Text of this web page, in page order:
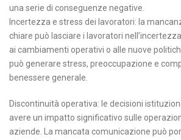
una serie di conseguenze negative.
Incertezza e stress dei lavoratori: la
chiare può lasciare i lavoratori
ai cambiamenti operativi o alle nuove
può generare stress, preoccupazione e
benessere generale.
Discontinuità operativa: le decisioni
avere un impatto significativo sulle
aziende. La mancata comunicazione può